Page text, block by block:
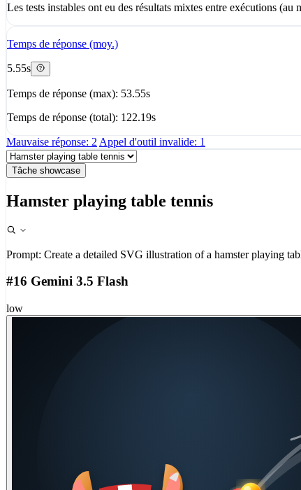
Les tests instables ont eu des résultats mixtes entre exécutions (au
Temps de réponse (moy.)
5.55s
Temps de réponse (max): 53.55s
Temps de réponse (total): 122.19s
Mauvaise réponse: 2 Appel d'outil invalide: 1
Tâche showcase
Hamster playing table tennis
Prompt: Create a detailed SVG illustration of a hamster playing
#16 Gemini 3.5 Flash
low